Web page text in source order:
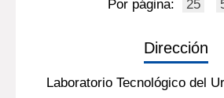
Por página:
25
Dirección
Laboratorio Tecnológico del